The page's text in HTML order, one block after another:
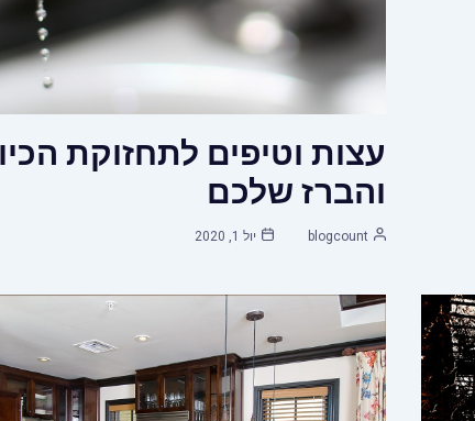
עצות וטיפים לתחזוקת
והברז שלכם
blogcount יול 1, 2020